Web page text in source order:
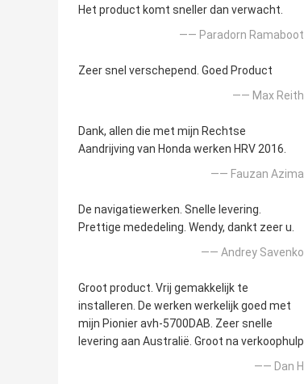
Het product komt sneller dan verwacht.
—— Paradorn Ramaboot
Zeer snel verschepend. Goed Product
—— Max Reith
Dank, allen die met mijn Rechtse
Aandrijving van Honda werken HRV 2016.
—— Fauzan Azima
De navigatiewerken. Snelle levering.
Prettige mededeling. Wendy, dankt zeer u.
—— Andrey Savenko
Groot product. Vrij gemakkelijk te
installeren. De werken werkelijk goed met
mijn Pionier avh-5700DAB. Zeer snelle
levering aan Australië. Groot na verkoophulp
—— Dan H